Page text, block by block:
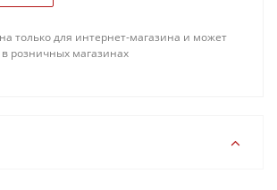
только для интернет-магазина и может
розничных магазинах